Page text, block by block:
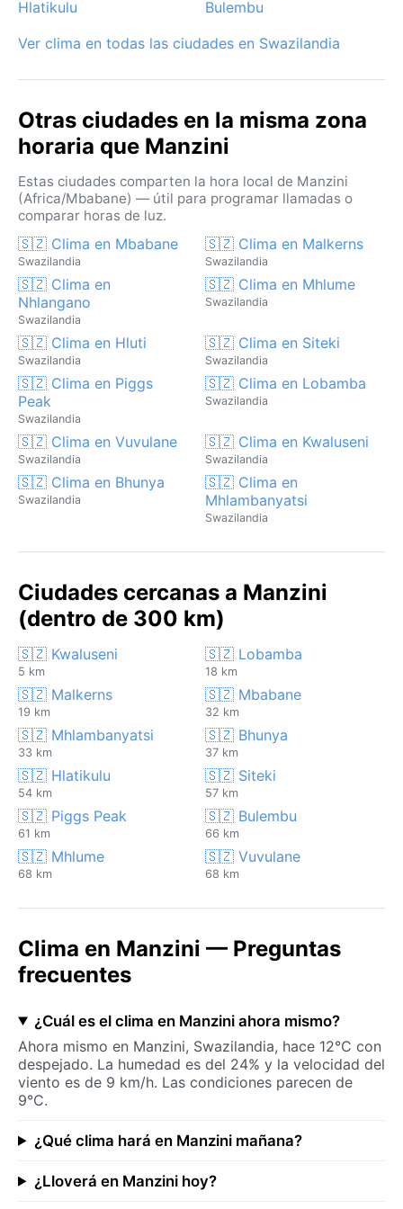
experiencia cómoda y memorable.
Hlatikulu
Bulembu
Ver clima en todas las ciudades en Swazilandia
Otras ciudades en la misma zona
horaria que Manzini
Estas ciudades comparten la hora local de Manzini
(Africa/Mbabane) — útil para programar llamadas o
comparar horas de luz.
🇸🇿 Clima en Mbabane
Swazilandia
🇸🇿 Clima en Malkerns
Swazilandia
🇸🇿 Clima en
Nhlangano
Swazilandia
🇸🇿 Clima en Mhlume
Swazilandia
🇸🇿 Clima en Hluti
Swazilandia
🇸🇿 Clima en Siteki
Swazilandia
🇸🇿 Clima en Piggs
Peak
Swazilandia
🇸🇿 Clima en Lobamba
Swazilandia
🇸🇿 Clima en Vuvulane
Swazilandia
🇸🇿 Clima en Kwaluseni
Swazilandia
🇸🇿 Clima en Bhunya
Swazilandia
🇸🇿 Clima en
Mhlambanyatsi
Swazilandia
Ciudades cercanas a Manzini
(dentro de 300 km)
🇸🇿 Kwaluseni
5 km
🇸🇿 Lobamba
18 km
🇸🇿 Malkerns
19 km
🇸🇿 Mbabane
32 km
🇸🇿 Mhlambanyatsi
33 km
🇸🇿 Bhunya
37 km
🇸🇿 Hlatikulu
54 km
🇸🇿 Siteki
57 km
🇸🇿 Piggs Peak
61 km
🇸🇿 Bulembu
66 km
🇸🇿 Mhlume
68 km
🇸🇿 Vuvulane
68 km
Clima en Manzini — Preguntas
frecuentes
¿Cuál es el clima en Manzini ahora mismo?
Ahora mismo en Manzini, Swazilandia, hace 12°C con
despejado. La humedad es del 24% y la velocidad del
viento es de 9 km/h. Las condiciones parecen de
9°C.
¿Qué clima hará en Manzini mañana?
¿Lloverá en Manzini hoy?